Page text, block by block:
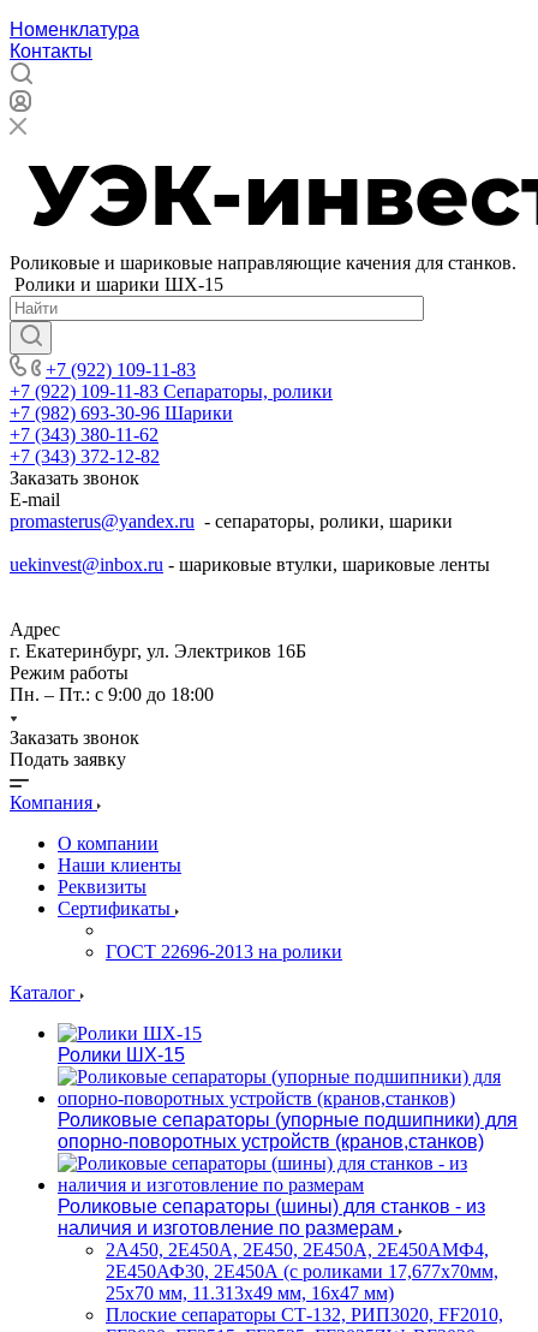
Номенклатура
Контакты
Роликовые и шариковые направляющие качения для станков.
Ролики и шарики ШХ-15
+7 (922) 109-11-83
+7 (922) 109-11-83 Сепараторы, ролики
+7 (982) 693-30-96 Шарики
+7 (343) 380-11-62
+7 (343) 372-12-82
Заказать звонок
E-mail
promasterus@yandex.ru - сепараторы, ролики, шарики
uekinvest@inbox.ru - шариковые втулки, шариковые ленты
Адрес
г. Екатеринбург, ул. Электриков 16Б
Режим работы
Пн. – Пт.: с 9:00 до 18:00
Заказать звонок
Подать заявку
Компания
О компании
Наши клиенты
Реквизиты
Сертификаты
ГОСТ 22696-2013 на ролики
Каталог
Ролики ШХ-15
Роликовые сепараторы (упорные подшипники) для
опорно-поворотных устройств (кранов,станков)
Роликовые сепараторы (шины) для станков - из
наличия и изготовление по размерам
2А450, 2Е450А, 2Е450, 2Е450А, 2Е450АМФ4,
2Е450АФ30, 2Е450А (с роликами 17,677х70мм,
25х70 мм, 11.313х49 мм, 16х47 мм)
Плоские сепараторы СТ-132, РИП3020, FF2010,